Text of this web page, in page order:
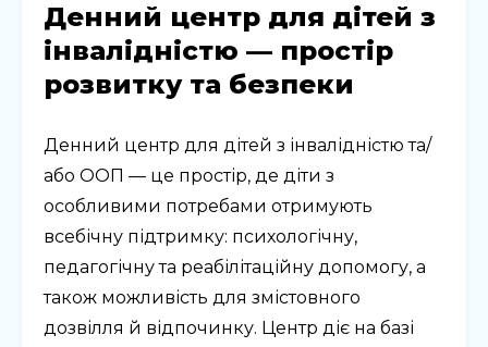
Денний центр для дітей з
інвалідністю — простір
розвитку та безпеки
Денний центр для дітей з інвалідністю та/
або ООП — це простір, де діти з
особливими потребами отримують
всебічну підтримку: психологічну,
педагогічну та реабілітаційну допомогу, а
також можливість для змістовного
дозвілля й відпочинку. Центр діє на базі